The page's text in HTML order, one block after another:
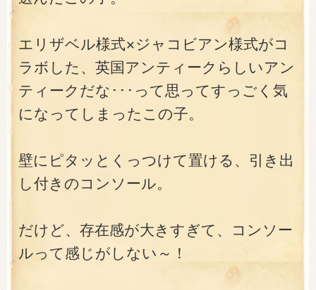
エリザベル様式×ジャコビアン様式がコ
ラボした、英国アンティークらしいアン
ティークだな･･･って思ってすっごく気
になってしまったこの子。
壁にピタッとくっつけて置ける、引き出
し付きのコンソール。
だけど、存在感が大きすぎて、コンソー
ルって感じがしない～！